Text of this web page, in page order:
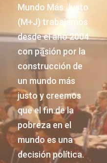
Mundo Más Justo
(M+J) trabajamos
desde el año 2004
con pasión por la
construcción de
un mundo más
justo y creemos
que el fin de la
pobreza en el
mundo es una
decisión política.